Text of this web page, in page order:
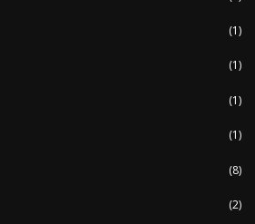
(1)
(1)
(1)
(1)
(8)
(2)